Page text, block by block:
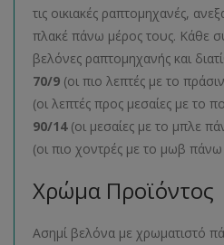
τις οικιακές ραπτομηχανές,
πλακέ πάνω μέρος τους. Κάθε
βελόνες ραπτομηχανής και
70/9 (οι πιο λεπτές με το
(οι λεπτές προς μεσαίες με το
90/14(οι μεσαίες με το μπλε
(οι πιο χοντρές με το μωβ
Χρώμα Προϊόντος
Ασημί βελόνα με χρωματιστό